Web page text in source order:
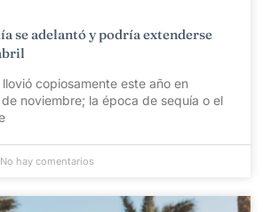
se adelantó y podría extenderse
copiosamente este año en
noviembre; la época de sequía o el
No hay comentarios